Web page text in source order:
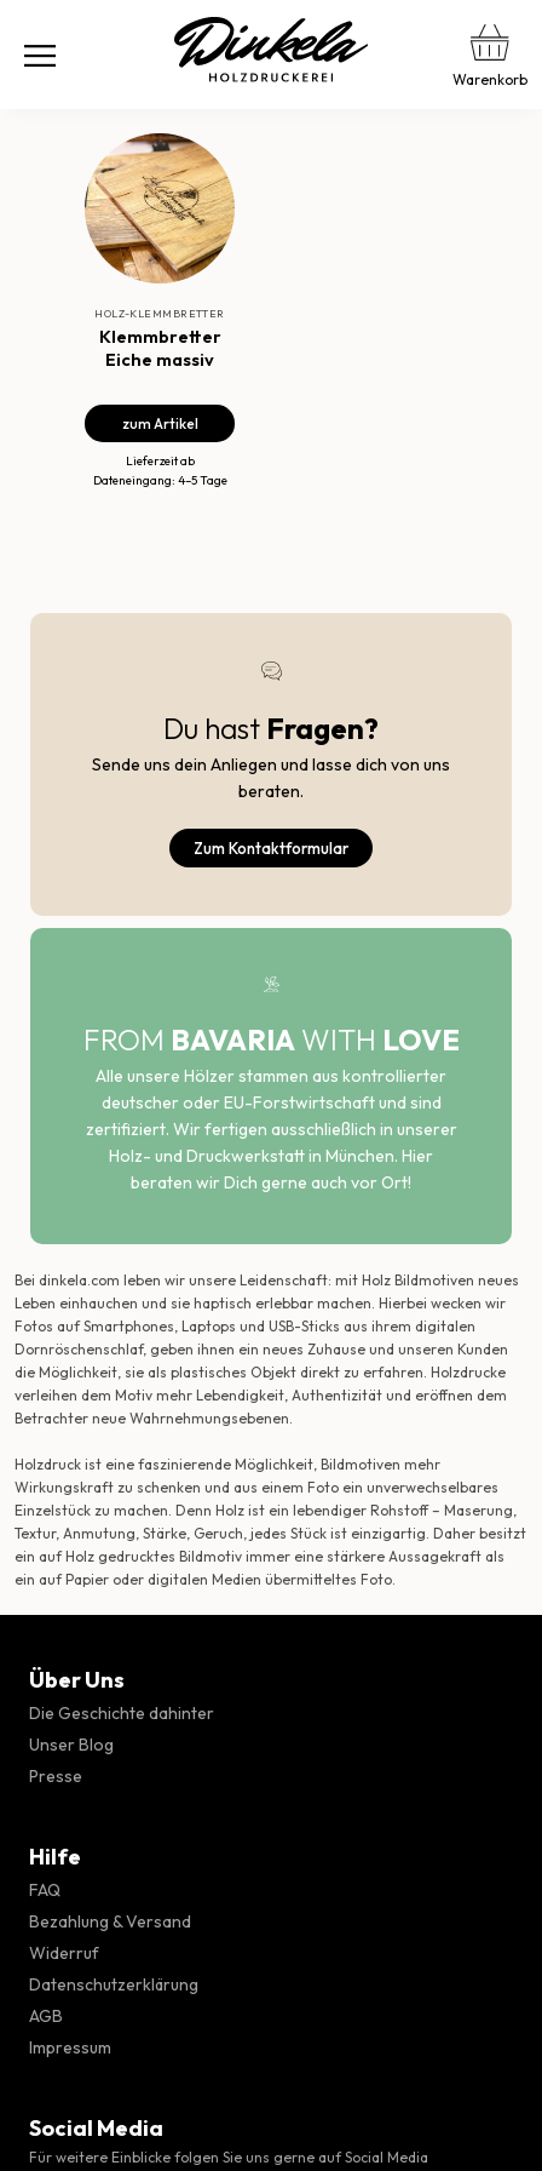
Warenkorb
HOLZ-KLEMMBRETTER
Klemmbretter
Eiche massiv
zum Artikel
Lieferzeit ab
Dateneingang: 4–5 Tage
Du hast Fragen?
Sende uns dein Anliegen und lasse dich von uns
beraten.
Zum Kontaktformular
FROM BAVARIAWITH LOVE
Alle unsere Hölzer stammen aus kontrollierter
deutscher oder EU-Forstwirtschaft und sind
zertifiziert. Wir fertigen ausschließlich in unserer
Holz- und Druckwerkstatt in München. Hier
beraten wir Dich gerne auch vor Ort!
Bei dinkela.com leben wir unsere Leidenschaft: mit Holz Bildmotiven neues
Leben einhauchen und sie haptisch erlebbar machen. Hierbei wecken wir
Fotos auf Smartphones, Laptops und USB-Sticks aus ihrem digitalen
Dornröschenschlaf, geben ihnen ein neues Zuhause und unseren Kunden
die Möglichkeit, sie als plastisches Objekt direkt zu erfahren. Holzdrucke
verleihen dem Motiv mehr Lebendigkeit, Authentizität und eröffnen dem
Betrachter neue Wahrnehmungsebenen.
Holzdruck ist eine faszinierende Möglichkeit, Bildmotiven mehr
Wirkungskraft zu schenken und aus einem Foto ein unverwechselbares
Einzelstück zu machen. Denn Holz ist ein lebendiger Rohstoff – Maserung,
Textur, Anmutung, Stärke, Geruch, jedes Stück ist einzigartig. Daher besitzt
ein auf Holz gedrucktes Bildmotiv immer eine stärkere Aussagekraft als
ein auf Papier oder digitalen Medien übermitteltes Foto.
Über Uns
Die Geschichte dahinter
Unser Blog
Presse
Hilfe
FAQ
Bezahlung & Versand
Widerruf
Datenschutzerklärung
AGB
Impressum
Social Media
Für weitere Einblicke folgen Sie uns gerne auf Social Media